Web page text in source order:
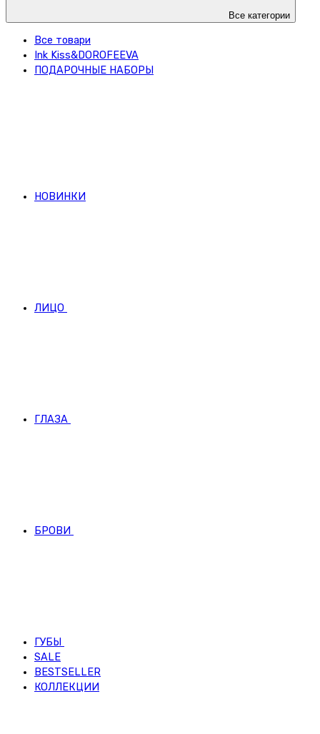
Все категории
Все товари
Ink Kiss&DOROFEEVA
ПОДАРОЧНЫЕ НАБОРЫ
НОВИНКИ
ЛИЦО
ГЛАЗА
БРОВИ
ГУБЫ
SALE
BESTSELLER
КОЛЛЕКЦИИ